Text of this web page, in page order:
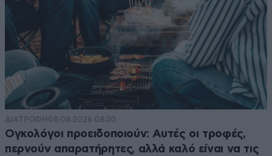
ΔΙΑΤΡΟΦΗ 08·08·2026 08:30
Ογκολόγοι προειδοποιούν: Αυτές οι τροφές,
περνούν απαρατήρητες, αλλά καλό είναι να τις